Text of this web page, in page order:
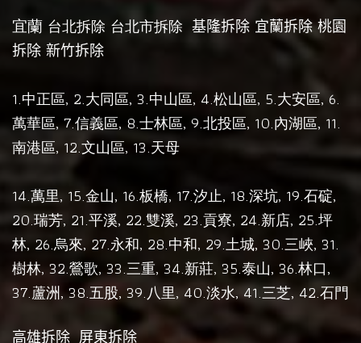
宜蘭 台北拆除 台北市拆除 基隆拆除 宜蘭拆除 桃園
拆除 新竹拆除
1.中正區, 2.大同區, 3.中山區, 4.松山區, 5.大安區, 6.
萬華區, 7.信義區, 8.士林區, 9.北投區, 10.內湖區, 11.
南港區, 12.文山區, 13.天母
14.萬里, 15.金山, 16.板橋, 17.汐止, 18.深坑, 19.石碇,
20.瑞芳, 21.平溪, 22.雙溪, 23.貢寮, 24.新店, 25.坪
林, 26.烏來, 27.永和, 28.中和, 29.土城, 30.三峽, 31.
樹林, 32.鶯歌, 33.三重, 34.新莊, 35.泰山, 36.林口,
37.蘆洲, 38.五股, 39.八里, 40.淡水, 41.三芝, 42.石門
高雄拆除 屏東拆除